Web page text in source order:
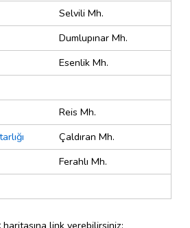
Selvili Mh.
Dumlupınar Mh.
Esenlik Mh.
Reis Mh.
Çaldıran Mh.
Ferahlı Mh.
haritasına link verebilirsiniz;